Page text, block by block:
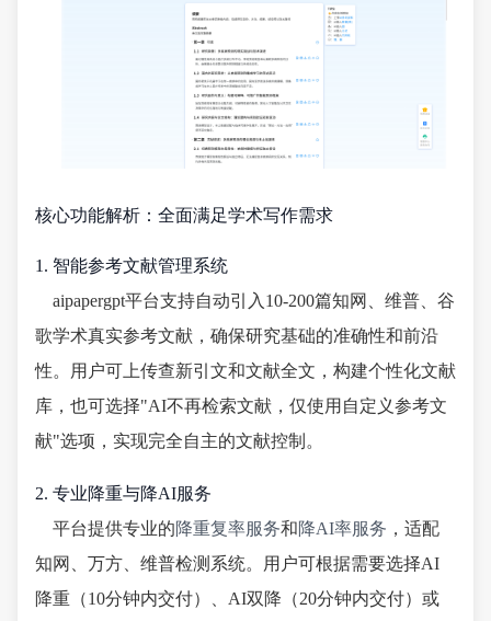
核心功能解析：全面满足学术写作需求
1. 智能参考文献管理系统
aipapergpt平台支持自动引入10-200篇知网、维普、谷
歌学术真实参考文献，确保研究基础的准确性和前沿
性。用户可上传查新引文和文献全文，构建个性化文献
库，也可选择"AI不再检索文献，仅使用自定义参考文
献"选项，实现完全自主的文献控制。
2. 专业降重与降AI服务
平台提供专业的降重复率服务和降AI率服务 ，适配
知网、万方、维普检测系统。用户可根据需要选择AI
降重（10分钟内交付）、AI双降（20分钟内交付）或